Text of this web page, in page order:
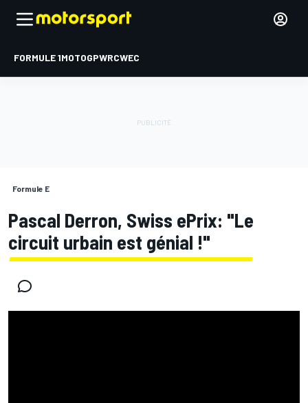
FORMULE 1MOTOGPWRCWEC
Formule E
Pascal Derron, Swiss ePrix: "Le
circuit urbain est génial !"